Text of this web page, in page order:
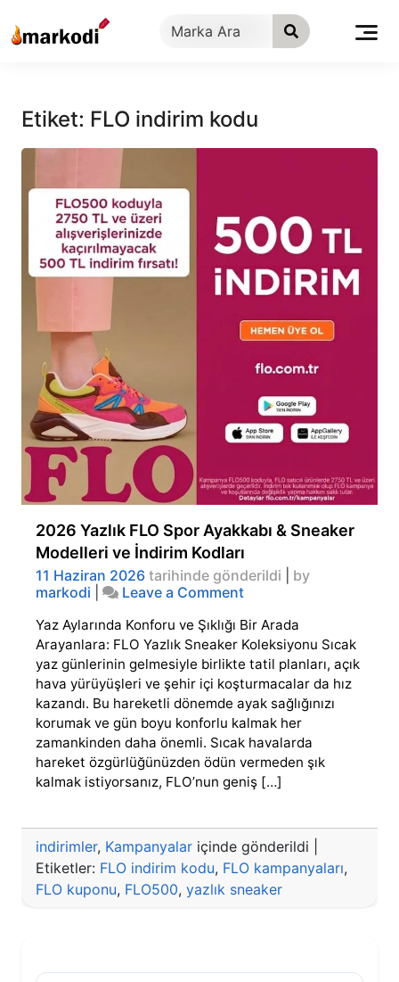
geç
Etiket: FLO indirim kodu
2026 Yazlık FLO Spor Ayakkabı & Sneaker
Modelleri ve İndirim Kodları
11 Haziran 2026 tarihinde gönderildi
by
markodi
Leave a Commenton
Yazlık
FLO
Spor
Ayakkabı
&
Sneaker
Modelleri
ve
İndirim
Kodları
Yaz Aylarında Konforu ve Şıklığı Bir Arada
Arayanlara: FLO Yazlık Sneaker Koleksiyonu Sıcak
yaz günlerinin gelmesiyle birlikte tatil planları, açık
hava yürüyüşleri ve şehir içi koşturmacalar da hız
kazandı. Bu hareketli dönemde ayak sağlığınızı
korumak ve gün boyu konforlu kalmak her
zamankinden daha önemli. Sıcak havalarda
hareket özgürlüğünüzden ödün vermeden şık
kalmak istiyorsanız, FLO’nun geniş […]
indirimler, Kampanyalar içinde gönderildi
Etiketler: FLO indirim kodu, FLO kampanyaları,
FLO kuponu, FLO500, yazlık sneaker